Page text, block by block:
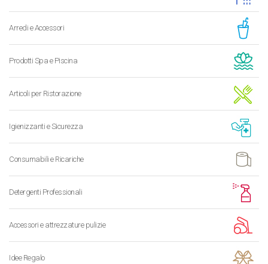
Arredi e Accessori
Prodotti Spa e Piscina
Articoli per Ristorazione
Igienizzanti e Sicurezza
Consumabili e Ricariche
Detergenti Professionali
Accessori e attrezzature pulizie
Idee Regalo